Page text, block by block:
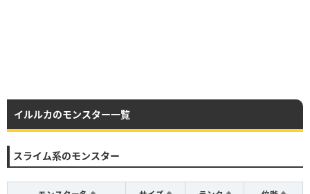
イルルカのモンスター一覧
スライム系のモンスター